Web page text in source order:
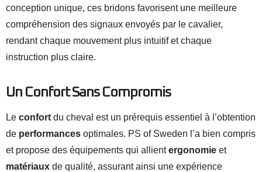
conception unique, ces bridons favorisent une meilleure
compréhension des signaux envoyés par le cavalier,
rendant chaque mouvement plus intuitif et chaque
instruction plus claire.
Un Confort Sans Compromis
Le confort du cheval est un prérequis essentiel à l’obtention
de performances optimales. PS of Sweden l’a bien compris
et propose des équipements qui allientergonomie et
matériaux de qualité, assurant ainsi une expérience